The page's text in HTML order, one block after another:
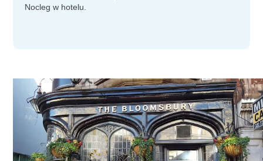
Nocleg w hotelu.